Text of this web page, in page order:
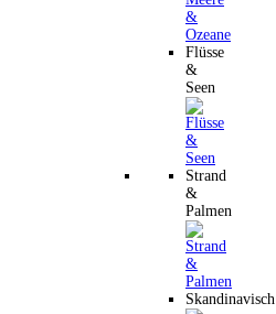
Flüsse
&
Seen
Strand
&
Palmen
Skandinavisch